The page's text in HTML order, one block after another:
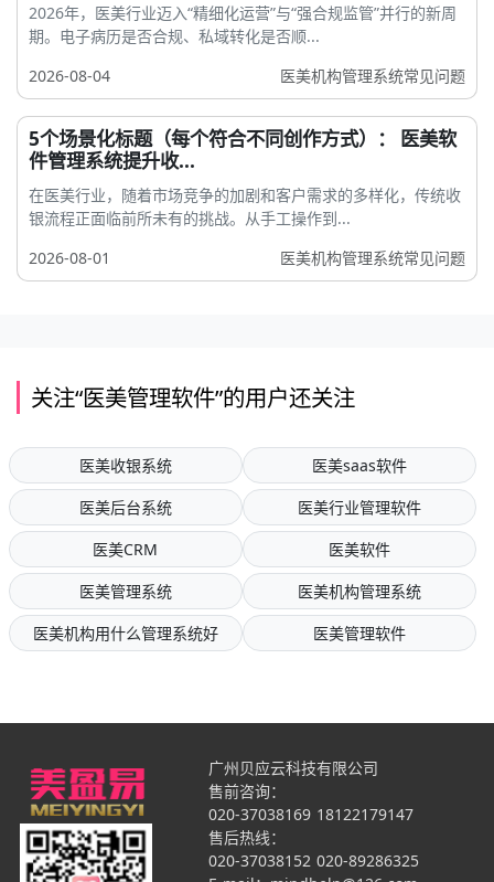
2026年，医美行业迈入“精细化运营”与“强合规监管”并行的新周
期。电子病历是否合规、私域转化是否顺...
2026-08-04
医美机构管理系统常见问题
5个场景化标题（每个符合不同创作方式）： 医美软
件管理系统提升收...
在医美行业，随着市场竞争的加剧和客户需求的多样化，传统收
银流程正面临前所未有的挑战。从手工操作到...
2026-08-01
医美机构管理系统常见问题
关注“医美管理软件”的用户还关注
医美收银系统
医美saas软件
医美后台系统
医美行业管理软件
医美CRM
医美软件
医美管理系统
医美机构管理系统
医美机构用什么管理系统好
医美管理软件
广州贝应云科技有限公司
售前咨询：
020-37038169 18122179147
售后热线：
020-37038152 020-89286325